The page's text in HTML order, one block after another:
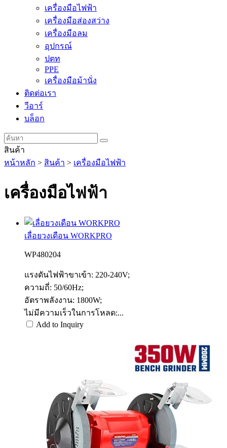
เครื่องมือไฟฟ้า
เครื่องมือส่องสว่าง
เครื่องมือลม
อุปกรณ์
ปตท
PPE
เครื่องมือม้านั่ง
ติดต่อเรา
วีอาร์
บล็อก
สินค้า
หน้าหลัก > สินค้า > เครื่องมือไฟฟ้า
เครื่องมือไฟฟ้า
เลื่อยวงเดือน WORKPRO
WP480204
แรงดันไฟฟ้าขาเข้า: 220-240V;
ความถี่: 50/60Hz;
อัตราพลังงาน: 1800W;
ไม่มีความเร็วในการโหลด:...
Add to Inquiry